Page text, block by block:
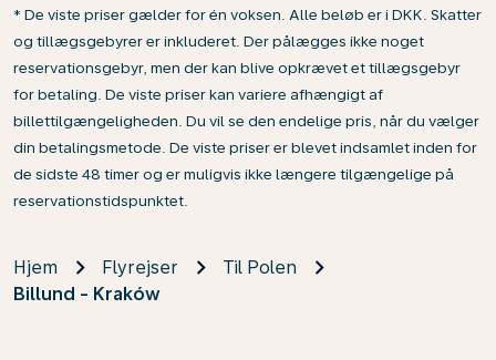
* De viste priser gælder for én voksen. Alle beløb er i DKK. Skatter
og tillægsgebyrer er inkluderet. Der pålægges ikke noget
reservationsgebyr, men der kan blive opkrævet et tillægsgebyr
for betaling. De viste priser kan variere afhængigt af
billettilgængeligheden. Du vil se den endelige pris, når du vælger
din betalingsmetode. De viste priser er blevet indsamlet inden for
de sidste 48 timer og er muligvis ikke længere tilgængelige på
reservationstidspunktet.
Hjem Flyrejser
Til Polen
Billund - Kraków